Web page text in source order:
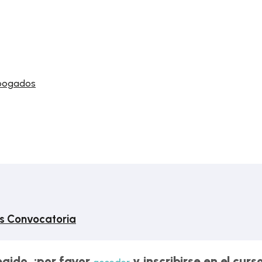
Convocatoria